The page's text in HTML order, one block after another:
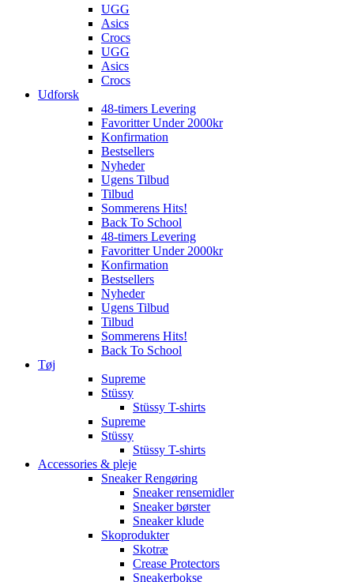
UGG
Asics
Crocs
UGG
Asics
Crocs
Udforsk
48-timers Levering
Favoritter Under 2000kr
Konfirmation
Bestsellers
Nyheder
Ugens Tilbud
Tilbud
Sommerens Hits!
Back To School
48-timers Levering
Favoritter Under 2000kr
Konfirmation
Bestsellers
Nyheder
Ugens Tilbud
Tilbud
Sommerens Hits!
Back To School
Tøj
Supreme
Stüssy
Stüssy T-shirts
Supreme
Stüssy
Stüssy T-shirts
Accessories & pleje
Sneaker Rengøring
Sneaker rensemidler
Sneaker børster
Sneaker klude
Skoprodukter
Skotræ
Crease Protectors
Sneakerbokse